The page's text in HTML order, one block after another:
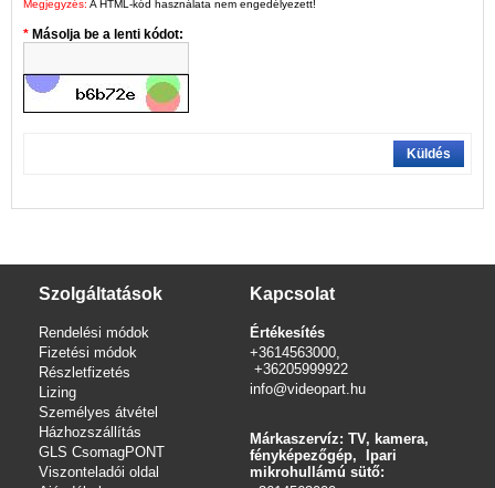
Megjegyzés: A HTML-kód használata nem engedélyezett!
Másolja be a lenti kódot:
Küldés
Szolgáltatások
Rendelési módok
Fizetési módok
Részletfizetés
Lizing
Személyes átvétel
Házhozszállítás
GLS CsomagPONT
Viszonteladói oldal
Kapcsolat
Értékesítés
+3614563000,
+36205999922
info@videopart.hu
Márkaszervíz: TV, kamera,
fényképezőgép, Ipari
mikrohullámú sütő: